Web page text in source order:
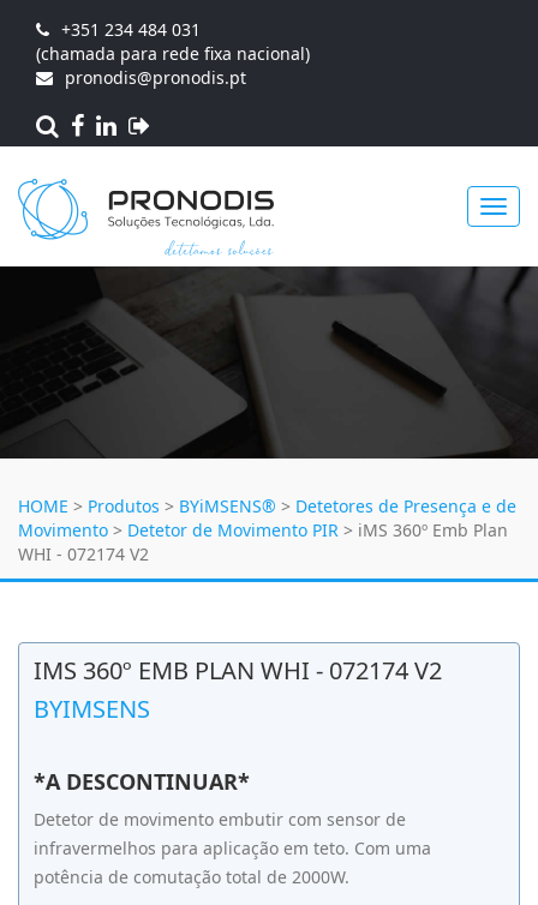
+351 234 484 031
(chamada para rede fixa nacional)
pronodis@pronodis.pt
HOME > Produtos > BYiMSENS® > Detetores de Presença e de
Movimento > Detetor de Movimento PIR > iMS 360º Emb Plan
WHI - 072174 V2
IMS 360º EMB PLAN WHI - 072174 V2
BYIMSENS
*A DESCONTINUAR*
Detetor de movimento embutir com sensor de
infravermelhos para aplicação em teto. Com uma
potência de comutação total de 2000W.